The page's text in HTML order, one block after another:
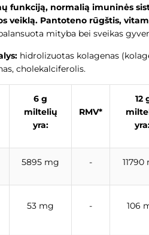
funkciją, normalią imuninės
veiklą. Pantoteno rūgštis,
mityba bei sveikas
hidrolizuotas kolagenas
cholekalciferolis.
6 g
miltelių
yra:
RMV*
12
5895 mg - 11790
53 mg - 106